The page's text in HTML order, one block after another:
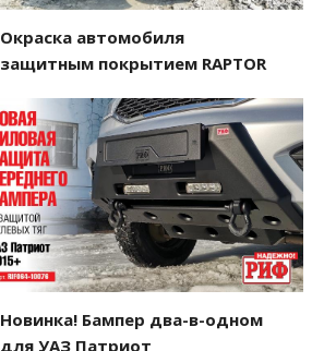
Окраска автомобиля
защитным покрытием RAPTOR
Новинка! Бампер два-в-одном
для УАЗ Патриот